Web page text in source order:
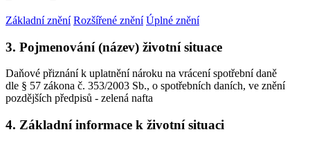
Základní znění Rozšířené znění Úplné znění
3. Pojmenování (název) životní situace
Daňové přiznání k uplatnění nároku na vrácení spotřební daně
dle § 57 zákona č. 353/2003 Sb., o spotřebních daních, ve znění
pozdějších předpisů - zelená nafta
4. Základní informace k životní situaci